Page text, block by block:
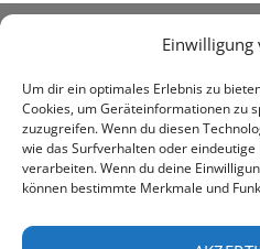
Einwilligung
Um dir ein optimales Erlebnis zu
Cookies, um Geräteinformationen zu
zuzugreifen. Wenn du diesen
wie das Surfverhalten oder eindeutige
verarbeiten. Wenn du deine
können bestimmte Merkmale und
um den Kauf